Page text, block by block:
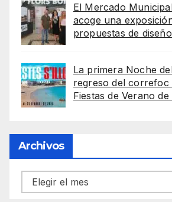
El Mercado
acoge una
propuestas de
La primera Noche
regreso del correfoc
Fiestas de Verano de
Archivos
Archivos